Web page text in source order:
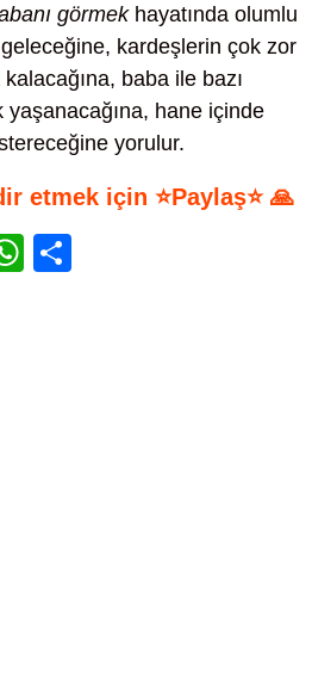
görmekhayatında olumlu
kardeşlerin çok zor
baba ile bazı
yaşanacağına, hane içinde
yorulur.
etmek için ⭐Paylaş⭐ 🙏
W